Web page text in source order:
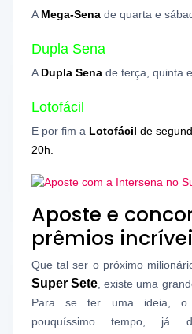
A Mega-Sena de quarta e
Dupla Sena
A Dupla Sena de terça, quinta
Lotofácil
E por fim a Lotofácil de
20h.
Aposte e
prêmios
Que tal ser o próximo
Super Sete, existe uma
Para se ter uma ideia, o
pouquíssimo tempo, já